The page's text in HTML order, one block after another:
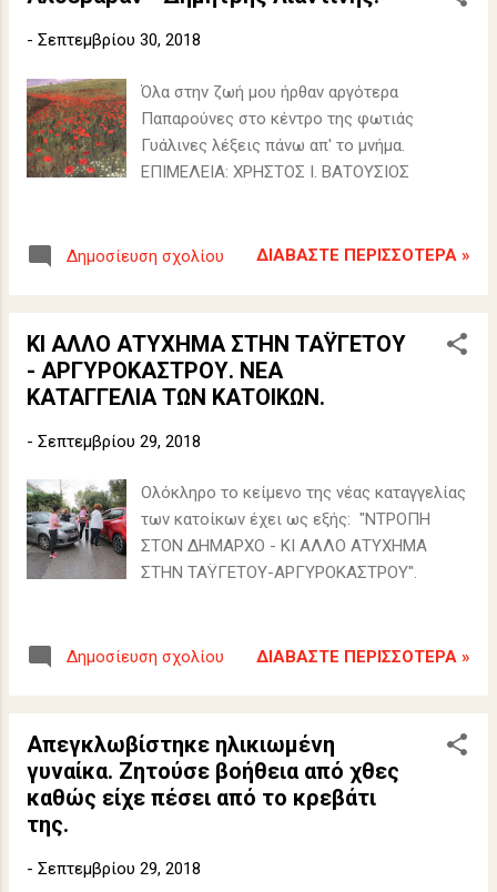
- Σεπτεμβρίου 30, 2018
Όλα στην ζωή μου ήρθαν αργότερα
Παπαρούνες στο κέντρο της φωτιάς
Γυάλινες λέξεις πάνω απ' το μνήμα.
ΕΠΙΜΕΛΕΙΑ: ΧΡΗΣΤΟΣ Ι. ΒΑΤΟΥΣΙΟΣ
Δημοσίευση σχολίου ΔΙΑΒΆΣΤΕ ΠΕΡΙΣΣΌΤΕΡΑ »
ΚΙ ΑΛΛΟ ΑΤΥΧΗΜΑ ΣΤΗΝ ΤΑΫΓΕΤΟΥ
- ΑΡΓΥΡΟΚΑΣΤΡΟΥ. ΝΕΑ
ΚΑΤΑΓΓΕΛΙΑ ΤΩΝ ΚΑΤΟΙΚΩΝ.
- Σεπτεμβρίου 29, 2018
Ολόκληρο το κείμενο της νέας καταγγελίας
των κατοίκων έχει ως εξής: "ΝΤΡΟΠΗ
ΣΤΟΝ ΔΗΜΑΡΧΟ - ΚΙ ΑΛΛΟ ΑΤΥΧΗΜΑ
ΣΤΗΝ ΤΑΫΓΕΤΟΥ-ΑΡΓΥΡΟΚΑΣΤΡΟΥ".
Δημοσίευση σχολίου ΔΙΑΒΆΣΤΕ ΠΕΡΙΣΣΌΤΕΡΑ »
Απεγκλωβίστηκε ηλικιωμένη
γυναίκα. Ζητούσε βοήθεια από χθες
καθώς είχε πέσει από το κρεβάτι
της.
- Σεπτεμβρίου 29, 2018